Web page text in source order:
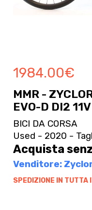
1984.00€
MMR -
EVO-D DI2 11V
BICI DA CORSA
Used - 2020 -
Acquista
Venditore:
SPEDIZIONE IN TUTTA